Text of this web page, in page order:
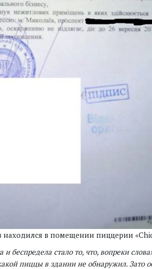
находился в помещении пиццерии
беспредела стало то, что, вопреки
пиццы в здании не обнаружил. Зато